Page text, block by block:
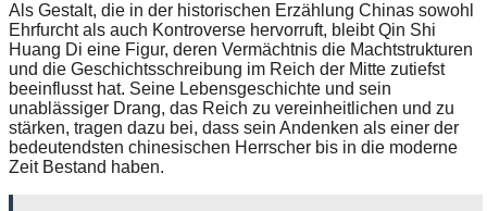
Als Gestalt, die in der historischen Erzählung Chinas sowohl
Ehrfurcht als auch Kontroverse hervorruft, bleibt Qin Shi
Huang Di eine Figur, deren Vermächtnis die Machtstrukturen
und die Geschichtsschreibung im Reich der Mitte zutiefst
beeinflusst hat. Seine Lebensgeschichte und sein
unablässiger Drang, das Reich zu vereinheitlichen und zu
stärken, tragen dazu bei, dass sein Andenken als einer der
bedeutendsten chinesischen Herrscher bis in die moderne
Zeit Bestand haben.